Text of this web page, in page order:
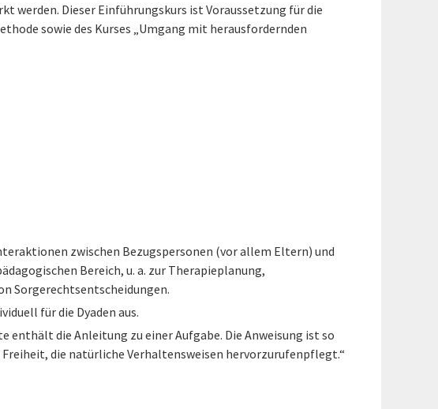
werden. Dieser Einführungskurs ist Voraussetzung für die
sowie des Kurses „Umgang mit herausfordernden
zwischen Bezugspersonen (vor allem Eltern) und
Bereich, u. a. zur Therapieplanung,
Sorgerechtsentscheidungen.
für die Dyaden aus.
enthält die Anleitung zu einer Aufgabe. Die Anweisung ist so
die natürliche Verhaltensweisen hervorzurufenpflegt.“